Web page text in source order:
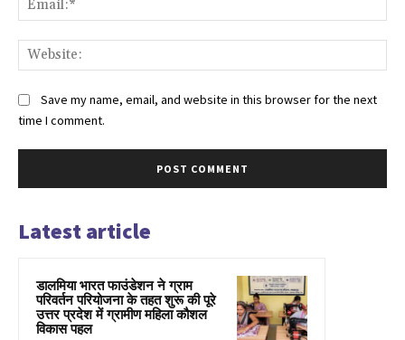
Save my name, email, and website in this browser for the next
time I comment.
Latest article
डालमिया भारत फाउंडेशन ने ग्राम
परिवर्तन परियोजना के तहत शुरू की पूरे
उत्तर प्रदेश में ग्रामीण महिला कौशल
विकास पहल